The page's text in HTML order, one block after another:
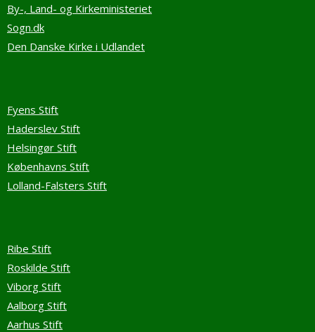
By-, Land- og Kirkeministeriet
Sogn.dk
Den Danske Kirke i Udlandet
Fyens Stift
Haderslev Stift
Helsingør Stift
Københavns Stift
Lolland-Falsters Stift
Ribe Stift
Roskilde Stift
Viborg Stift
Aalborg Stift
Aarhus Stift